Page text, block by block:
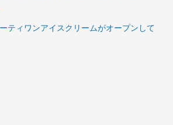
ティワンアイスクリームがオープンして